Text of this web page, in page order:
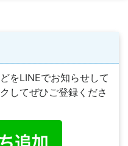
をLINEでお知らせして
してぜひご登録くださ